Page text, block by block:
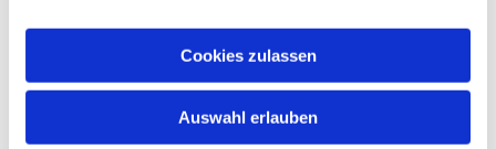
Cookies zulassen
Auswahl erlauben